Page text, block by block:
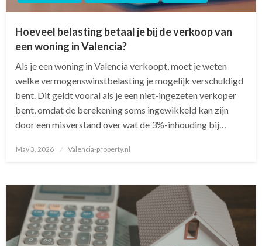
Hoeveel belasting betaal je bij de verkoop van
een woning in Valencia?
Als je een woning in Valencia verkoopt, moet je weten
welke vermogenswinstbelasting je mogelijk verschuldigd
bent. Dit geldt vooral als je een niet-ingezeten verkoper
bent, omdat de berekening soms ingewikkeld kan zijn
door een misverstand over wat de 3%-inhouding bij…
Posted
May 3, 2026 Valencia-property.nl